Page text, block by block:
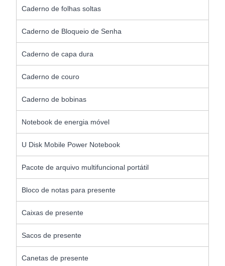
Caderno de folhas soltas
Caderno de Bloqueio de Senha
Caderno de capa dura
Caderno de couro
Caderno de bobinas
Notebook de energia móvel
U Disk Mobile Power Notebook
Pacote de arquivo multifuncional portátil
Bloco de notas para presente
Caixas de presente
Sacos de presente
Canetas de presente